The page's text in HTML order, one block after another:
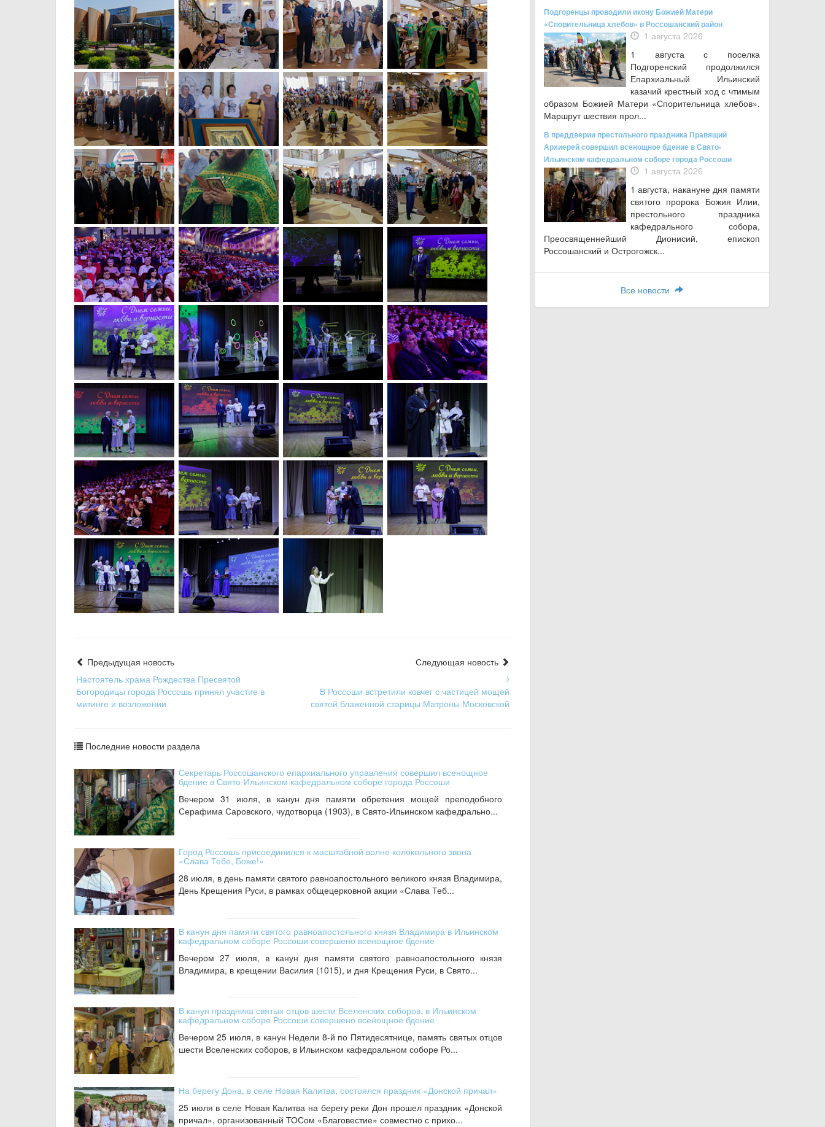
Предыдущая новость
Настоятель храма Рождества Пресвятой
Богородицы города Россошь принял участие в
митинге и возложении
Следующая новость
В Россоши встретили ковчег с частицей мощей
святой блаженной старицы Матроны Московской
Последние новости раздела
Секретарь Россошанского епархиального управления совершил всенощное
бдение в Свято-Ильинском кафедральном соборе города Россоши
Вечером 31 июля, в канун дня памяти обретения мощей преподобного
Серафима Саровского, чудотворца (1903), в Свято-Ильинском кафедрально...
Город Россошь присоединился к масштабной волне колокольного звона
«Слава Тебе, Боже!»
28 июля, в день памяти святого равноапостольного великого князя Владимира,
День Крещения Руси, в рамках общецерковной акции «Слава Теб...
В канун дня памяти святого равноапостольного князя Владимира в Ильинском
кафедральном соборе Россоши совершено всенощное бдение
Вечером 27 июля, в канун дня памяти святого равноапостольного князя
Владимира, в крещении Василия (1015), и дня Крещения Руси, в Свято...
В канун праздника святых отцов шести Вселенских соборов, в Ильинском
кафедральном соборе Россоши совершено всенощное бдение
Вечером 25 июля, в канун Недели 8-й по Пятидесятнице, память святых отцов
шести Вселенских соборов, в Ильинском кафедральном соборе Ро...
На берегу Дона, в селе Новая Калитва, состоялся праздник «Донской причал»
25 июля в селе Новая Калитва на берегу реки Дон прошел праздник «Донской
причал», организованный ТОСом «Благовестие» совместно с прихо...
Подгоренцы проводили икону Божией Матери
«Спорительница хлебов» в Россошанский район
1 августа 2026
1 августа с поселка
Подгоренский продолжился
Епархиальный Ильинский
казачий крестный ход с чтимым
образом Божией Матери «Спорительница хлебов».
Маршрут шествия прол...
В преддверии престольного праздника Правящий
Архиерей совершил всенощное бдение в Свято-
Ильинском кафедральном соборе города Россоши
1 августа 2026
1 августа, накануне дня памяти
святого пророка Божия Илии,
престольного праздника
кафедрального собора,
Преосвященнейший Дионисий, епископ
Россошанский и Острогожск...
Все новости